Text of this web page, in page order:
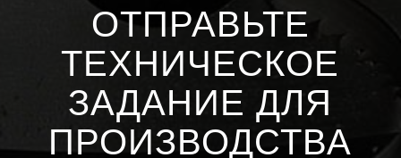
ОТПРАВЬТЕ
ТЕХНИЧЕСКОЕ
ЗАДАНИЕ ДЛЯ
ПРОИЗВОДСТВА